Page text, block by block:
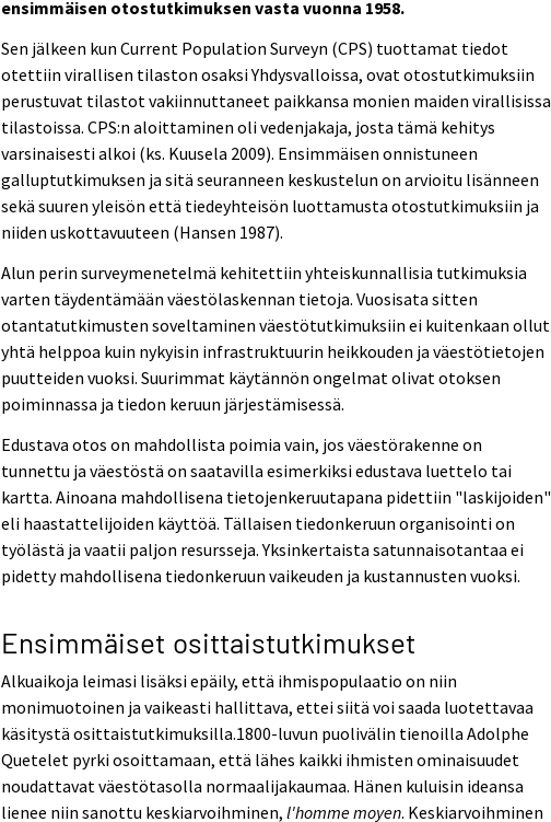
ensimmäisen otostutkimuksen vasta vuonna 1958.
Sen jälkeen kun Current Population Surveyn (CPS) tuottamat tiedot
otettiin virallisen tilaston osaksi Yhdysvalloissa, ovat otostutkimuksiin
perustuvat tilastot vakiinnuttaneet paikkansa monien maiden virallisissa
tilastoissa. CPS:n aloittaminen oli vedenjakaja, josta tämä kehitys
varsinaisesti alkoi (ks. Kuusela 2009). Ensimmäisen onnistuneen
galluptutkimuksen ja sitä seuranneen keskustelun on arvioitu lisänneen
sekä suuren yleisön että tiedeyhteisön luottamusta otostutkimuksiin ja
niiden uskottavuuteen (Hansen 1987).
Alun perin surveymenetelmä kehitettiin yhteiskunnallisia tutkimuksia
varten täydentämään väestölaskennan tietoja. Vuosisata sitten
otantatutkimusten soveltaminen väestötutkimuksiin ei kuitenkaan ollut
yhtä helppoa kuin nykyisin infrastruktuurin heikkouden ja väestötietojen
puutteiden vuoksi. Suurimmat käytännön ongelmat olivat otoksen
poiminnassa ja tiedon keruun järjestämisessä.
Edustava otos on mahdollista poimia vain, jos väestörakenne on
tunnettu ja väestöstä on saatavilla esimerkiksi edustava luettelo tai
kartta. Ainoana mahdollisena tietojenkeruutapana pidettiin "laskijoiden"
eli haastattelijoiden käyttöä. Tällaisen tiedonkeruun organisointi on
työlästä ja vaatii paljon resursseja. Yksinkertaista satunnaisotantaa ei
pidetty mahdollisena tiedonkeruun vaikeuden ja kustannusten vuoksi.
Ensimmäiset osittaistutkimukset
Alkuaikoja leimasi lisäksi epäily, että ihmispopulaatio on niin
monimuotoinen ja vaikeasti hallittava, ettei siitä voi saada luotettavaa
käsitystä osittaistutkimuksilla.1800-luvun puolivälin tienoilla Adolphe
Quetelet pyrki osoittamaan, että lähes kaikki ihmisten ominaisuudet
noudattavat väestötasolla normaalijakaumaa. Hänen kuluisin ideansa
lienee niin sanottu keskiarvoihminen,l'homme moyen. Keskiarvoihminen